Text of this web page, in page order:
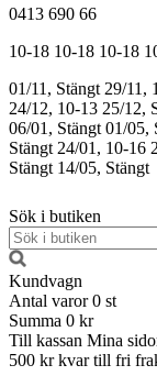
0413 690 66
10-18 10-18 10-18
01/11, Stängt 29/11,
24/12, 10-13 25/12,
06/01, Stängt 01/05,
Stängt 24/01, 10-16
Stängt 14/05, Stängt
Sök i butiken
Kundvagn
Antal varor 0 st
Summa 0 kr
Till kassan Mina
500 kr kvar till fri